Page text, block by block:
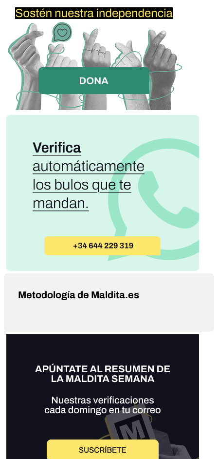
Metodología de Maldita.es